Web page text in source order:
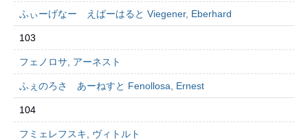
ふぃーげなー えばーはると Viegener, Eberhard
103
フェノロサ, アーネスト
ふぇのろさ あーねすと Fenollosa, Ernest
104
フミェレフスキ, ヴィトルト